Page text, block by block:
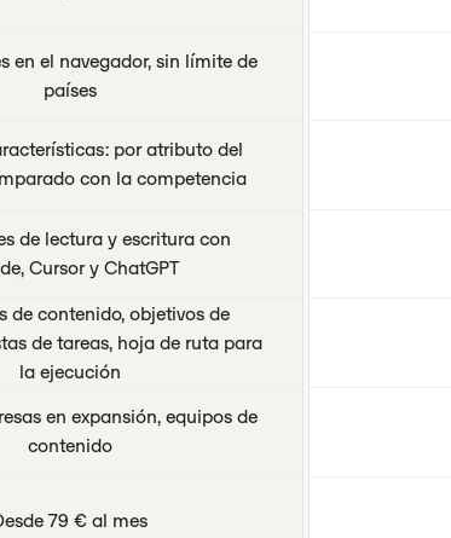
en el navegador, sin límite de
países
por atributo del
con la competencia
de lectura y escritura con
Cursor y ChatGPT
de contenido, objetivos de
de tareas, hoja de ruta para
la ejecución
en expansión, equipos de
contenido
79 € al mes